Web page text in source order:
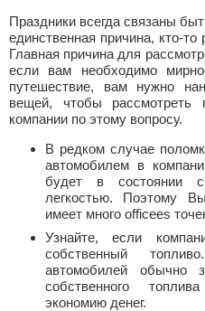
Праздники всегда связаны
единственная причина, кто-
Главная причина для
если вам необходимо
путешествие, вам нужно
вещей, чтобы
компании по этому вопросу.
В редком случае
автомобилем в
будет в состоянии
легкостью. Поэтому
имеет много officees
Узнайте, если
собственный
автомобилей обычно
собственного
экономию денег.